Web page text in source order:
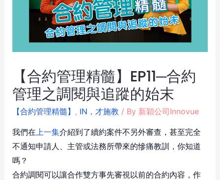
【合約管理精髓】EP11─合約
管理之調閱與追蹤的始末
【合約管理精髓】 , IN，才施教 / By 新穎公司Innovue
我們在上一集介紹到了續約案件不另外審查，甚至完全
不通知申請人、主管或法務所帶來的慘痛教訓，你知道
嗎？
合約調閱可以讓合作雙方事先審視以前的合約內容，作